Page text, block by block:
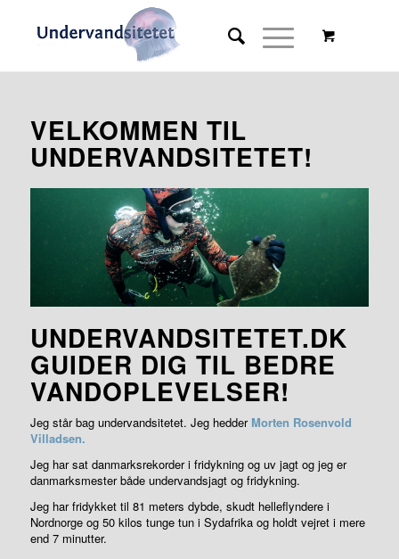
VELKOMMEN TIL
UNDERVANDSITETET!
UNDERVANDSITETET.DK
GUIDER DIG TIL BEDRE
VANDOPLEVELSER!
Jeg står bag undervandsitetet. Jeg hedder Morten Rosenvold
Villadsen.
Jeg har sat danmarksrekorder i fridykning og uv jagt og jeg er
danmarksmester både undervandsjagt og fridykning.
Jeg har fridykket til 81 meters dybde, skudt helleflyndere i
Nordnorge og 50 kilos tunge tun i Sydafrika og holdt vejret i mere
end 7 minutter.